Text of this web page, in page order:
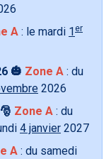
A : le mardi 1 er
🎃 Zone A : du
2026
Zone A : du
4 janvier 2027
A : du samedi